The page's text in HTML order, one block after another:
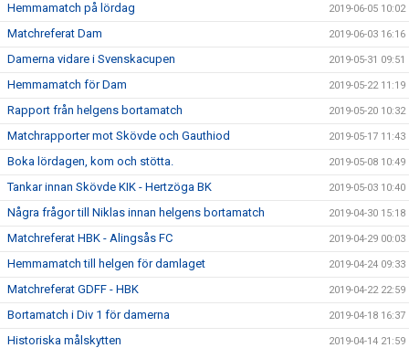
Hemmamatch på lördag 2019-06-05 10:02
Matchreferat Dam 2019-06-03 16:16
Damerna vidare i Svenskacupen 2019-05-31 09:51
Hemmamatch för Dam 2019-05-22 11:19
Rapport från helgens bortamatch 2019-05-20 10:32
Matchrapporter mot Skövde och Gauthiod 2019-05-17 11:43
Boka lördagen, kom och stötta. 2019-05-08 10:49
Tankar innan Skövde KIK - Hertzöga BK 2019-05-03 10:40
Några frågor till Niklas innan helgens bortamatch 2019-04-30 15:18
Matchreferat HBK - Alingsås FC 2019-04-29 00:03
Hemmamatch till helgen för damlaget 2019-04-24 09:33
Matchreferat GDFF - HBK 2019-04-22 22:59
Bortamatch i Div 1 för damerna 2019-04-18 16:37
Historiska målskytten 2019-04-14 21:59